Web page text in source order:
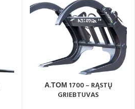
А.ТОМ 1700 – RĄSTŲ
GRIEBTUVAS